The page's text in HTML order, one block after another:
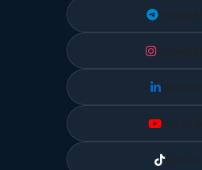
LinkedIn
YouTube
TikTok